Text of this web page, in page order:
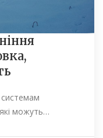
можуть…